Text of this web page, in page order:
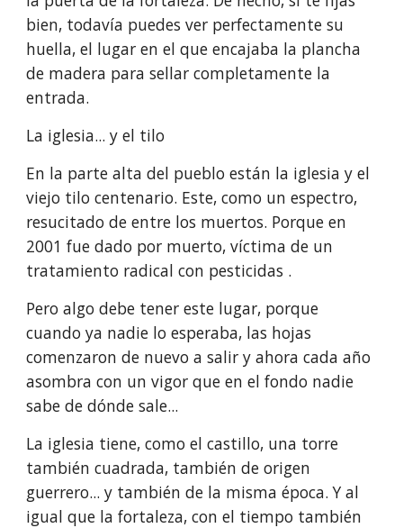
bien, todavía puedes ver perfectamente su
huella, el lugar en el que encajaba la plancha
de madera para sellar completamente la
entrada.
La iglesia... y el tilo
En la parte alta del pueblo están la iglesia y el
viejo tilo centenario. Este, como un espectro,
resucitado de entre los muertos. Porque en
2001 fue dado por muerto, víctima de un
tratamiento radical con pesticidas .
Pero algo debe tener este lugar, porque
cuando ya nadie lo esperaba, las hojas
comenzaron de nuevo a salir y ahora cada año
asombra con un vigor que en el fondo nadie
sabe de dónde sale...
La iglesia tiene, como el castillo, una torre
también cuadrada, también de origen
guerrero... y también de la misma época. Y al
igual que la fortaleza, con el tiempo también